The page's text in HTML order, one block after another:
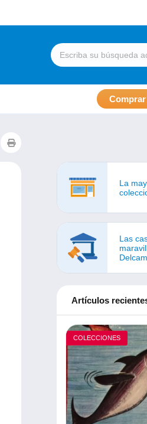
La
Las
Artículos
COLECCIONES